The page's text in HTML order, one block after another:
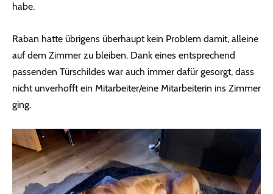
habe.
Raban hatte übrigens überhaupt kein Problem damit, alleine
auf dem Zimmer zu bleiben. Dank eines entsprechend
passenden Türschildes war auch immer dafür gesorgt, dass
nicht unverhofft ein Mitarbeiter/eine Mitarbeiterin ins Zimmer
ging.